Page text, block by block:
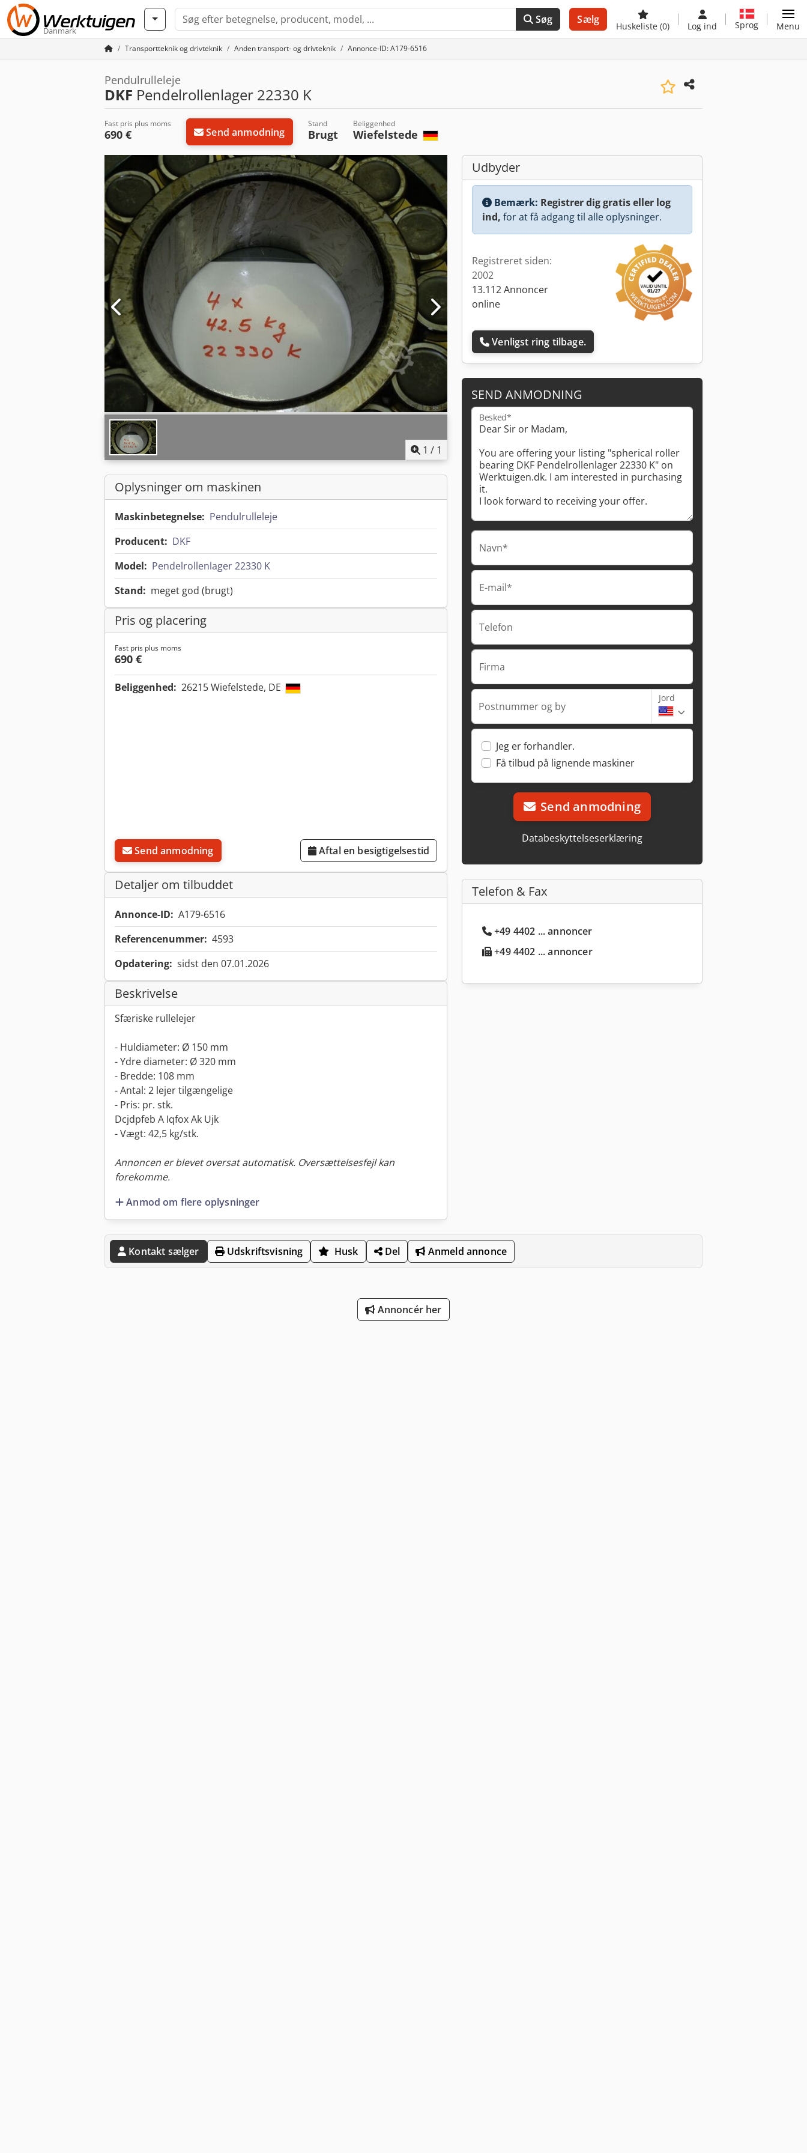
Danmark
Søg Sælg
Huskeliste (0) Log ind Sprog Menu
Transportteknik og drivteknik Anden transport- og drivteknik Annonce-ID: A179-6516
Pendulrulleleje
DKF Pendelrollenlager 22330 K
Fast pris plus moms
690 € Send anmodning
Stand
Brugt
Beliggenhed
Wiefelstede
Anmod om flere billeder
1 / 1
Oplysninger om maskinen
Maskinbetegnelse: Pendulrulleleje
Producent: DKF
Model: Pendelrollenlager 22330 K
Stand: meget god (brugt)
Pris og placering
Fast pris plus moms
690 €
Beliggenhed: 26215 Wiefelstede, DE
Send anmodning Aftal en besigtigelsestid
Detaljer om tilbuddet
Annonce-ID: A179-6516
Referencenummer: 4593
Opdatering: sidst den 07.01.2026
Beskrivelse
Sfæriske rullelejer
- Huldiameter: Ø 150 mm
- Ydre diameter: Ø 320 mm
- Bredde: 108 mm
- Antal: 2 lejer tilgængelige
- Pris: pr. stk.
Dcjdpfeb A Iqfox Ak Ujk
- Vægt: 42,5 kg/stk.
Annoncen er blevet oversat automatisk. Oversættelsesfejl kan
forekomme.
Anmod om flere oplysninger
Udbyder
Bemærk: Registrer dig gratis eller log
ind, for at få adgang til alle oplysninger.
Registreret siden:
2002
13.112 Annoncer
online
Venligst ring tilbage.
SEND ANMODNING
Besked*
Navn*
E-mail*
Telefon
Firma
Postnummer og by
Jord
Jeg er forhandler.
Få tilbud på lignende maskiner
Send anmodning
Databeskyttelseserklæring
Telefon & Fax
+49 4402 ... annoncer
+49 4402 ... annoncer
Kontakt sælger Udskriftsvisning Husk Del Anmeld annonce
Annoncér her